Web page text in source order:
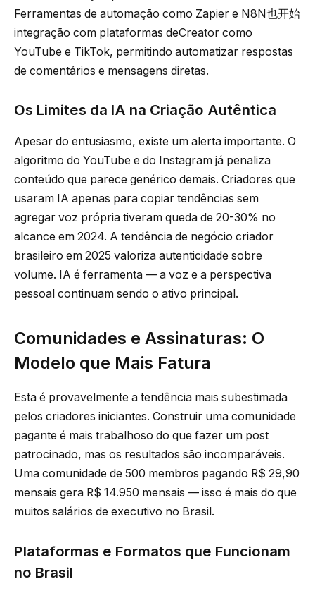
Ferramentas de automação como Zapier e N8N也开始
integração com plataformas deCreator como
YouTube e TikTok, permitindo automatizar respostas
de comentários e mensagens diretas.
Os Limites da IA na Criação Autêntica
Apesar do entusiasmo, existe um alerta importante. O
algoritmo do YouTube e do Instagram já penaliza
conteúdo que parece genérico demais. Criadores que
usaram IA apenas para copiar tendências sem
agregar voz própria tiveram queda de 20-30% no
alcance em 2024. A tendência de negócio criador
brasileiro em 2025 valoriza autenticidade sobre
volume. IA é ferramenta — a voz e a perspectiva
pessoal continuam sendo o ativo principal.
Comunidades e Assinaturas: O
Modelo que Mais Fatura
Esta é provavelmente a tendência mais subestimada
pelos criadores iniciantes. Construir uma comunidade
pagante é mais trabalhoso do que fazer um post
patrocinado, mas os resultados são incomparáveis.
Uma comunidade de 500 membros pagando R$ 29,90
mensais gera R$ 14.950 mensais — isso é mais do que
muitos salários de executivo no Brasil.
Plataformas e Formatos que Funcionam
no Brasil